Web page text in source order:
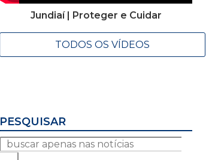
Jundiaí | Proteger e Cuidar
TODOS OS VÍDEOS
PESQUISAR